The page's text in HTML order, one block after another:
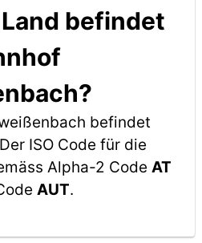
befindet
befindet
ISO Code für die
Alpha-2 Code AT
AUT.